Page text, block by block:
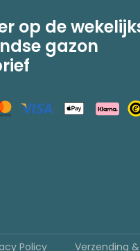
op de
gazon
Policy Verzending